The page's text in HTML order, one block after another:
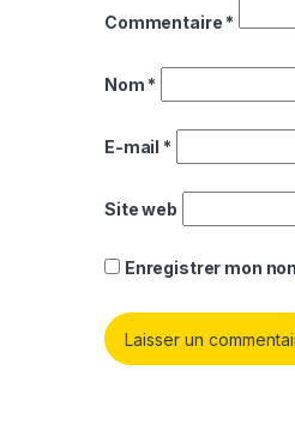
Commentaire *
Nom *
E-mail *
Site web
Enregistrer mon